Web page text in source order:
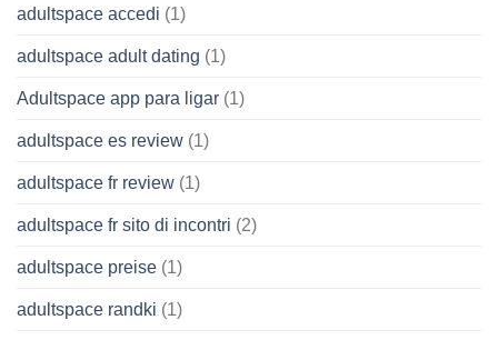
adultspace accedi (1)
adultspace adult dating (1)
Adultspace app para ligar (1)
adultspace es review (1)
adultspace fr review (1)
adultspace fr sito di incontri (2)
adultspace preise (1)
adultspace randki (1)